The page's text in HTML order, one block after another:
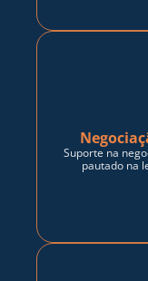
Suporte na
pautado na